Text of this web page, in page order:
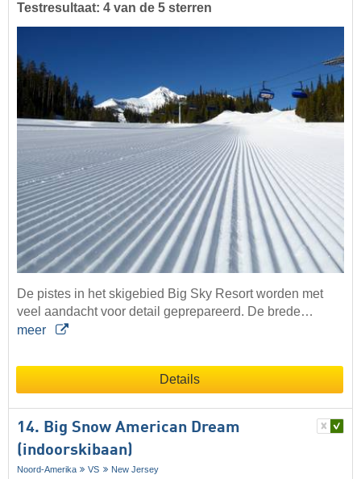
Testresultaat: 4 van de 5 sterren
De pistes in het skigebied Big Sky Resort worden met
veel aandacht voor detail geprepareerd. De brede…
meer
Details
14. Big Snow American Dream
(indoorskibaan)
Noord-Amerika VS New Jersey